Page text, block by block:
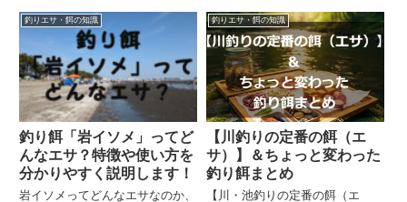
釣りエサ・餌の知識
釣り餌「岩イソメ」ってど
んなエサ？特徴や使い方を
分かりやすく説明します！
岩イソメってどんなエサなのか、
釣りエサ・餌の知識
【川釣りの定番の餌（エ
サ）】＆ちょっと変わった
釣り餌まとめ
【川・池釣りの定番の餌（エ